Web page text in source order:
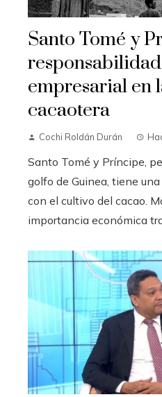
Santo Tomé y
empresarial en
cacaotera
Cochi Roldán Durán
Santo Tomé y Príncipe,
golfo de Guinea, tiene
con el cultivo del cacao.
importancia económica